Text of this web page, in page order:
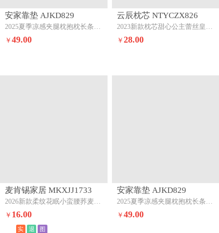
安家靠垫 AJKD829
2025夏季凉感夹腿枕抱枕长条枕孕妇枕床头靠背靠垫跨境外贸【有】春夏秋季-香草绿
￥49.00
云辰枕芯 NTYCZX826
2023新款枕芯甜心公主蕾丝皇冠羽丝绒枕枕头白色
￥ 28.00
麦肯锡家居 MKXJJ1733
2026新款柔纹花眠小蛮腰荞麦护颈枕头枕芯绿拼灰
￥ 16.00
实 退 图
安家靠垫 AJKD829
2025夏季凉感夹腿枕抱枕长条枕孕妇枕床头靠背靠垫跨境外贸【有】春夏秋季-香草绿
￥ 49.00